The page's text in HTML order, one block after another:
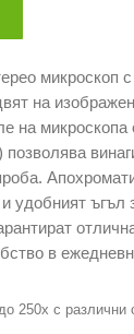
микроскоп
на
на микроскопа
удобният ъгъл
в
250х с различни